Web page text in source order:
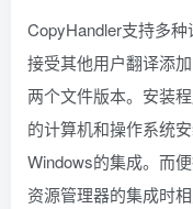
CopyHandler支持多
接受其他用户翻译添
两个文件版本。安装
的计算机和操作系统
Windows的集成。而
资源管理器的集成时相